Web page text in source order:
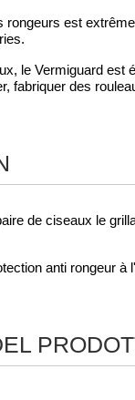
rongeurs est
le Vermiguard est
fabriquer des
de ciseaux le
anti rongeur à